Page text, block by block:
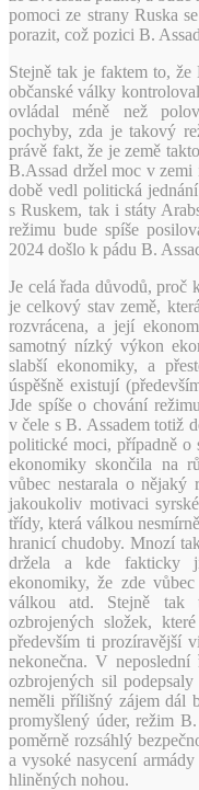
pomoci ze strany Ruska
porazit, což pozici B.
Stejně tak je faktem to,
občanské války
ovládal méně než
pochyby, zda je takový
právě fakt, že je země
B.Assad držel moc v
době vedl politická
s Ruskem, tak i státy
režimu bude spíše
2024 došlo k pádu B.
Je celá řada důvodů, proč
je celkový stav země,
rozvrácena, a její
samotný nízký výkon
slabší ekonomiky, a
úspěšně existují
Jde spíše o chování
v čele s B. Assadem totiž
politické moci, případně o
ekonomiky skončila na
vůbec nestarala o nějaký
jakoukoliv motivaci
třídy, která válkou
hranicí chudoby. Mnozí
držela a kde fakticky
ekonomiky, že zde
válkou atd. Stejně tak
ozbrojených složek,
především ti prozíravější
nekonečna. V
ozbrojených sil
neměli přílišný zájem dál
promyšlený úder, režim
poměrně rozsáhlý
a vysoké nasycení
hliněných nohou.